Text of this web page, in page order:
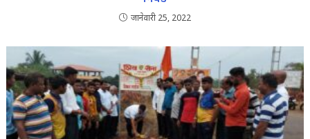
जानेवारी 25, 2022